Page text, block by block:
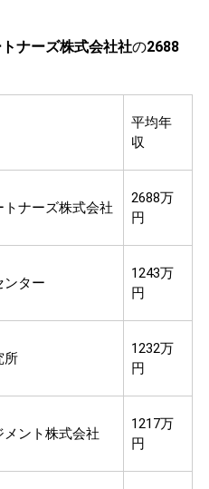
ナーズ株式会社社の2688
平均年
収
ナーズ株式会社
2688万
円
ンター
1243万
円
所
1232万
円
ント株式会社
1217万
円